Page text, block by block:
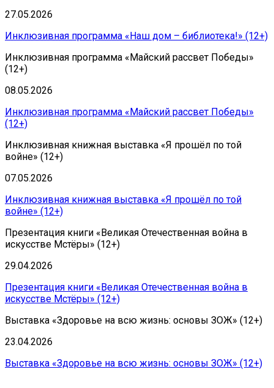
27.05.2026
Инклюзивная программа «Наш дом – библиотека!» (12+)
Инклюзивная программа «Майский рассвет Победы»
(12+)
08.05.2026
Инклюзивная программа «Майский рассвет Победы»
(12+)
Инклюзивная книжная выставка «Я прошёл по той
войне» (12+)
07.05.2026
Инклюзивная книжная выставка «Я прошёл по той
войне» (12+)
Презентация книги «Великая Отечественная война в
искусстве Мстёры» (12+)
29.04.2026
Презентация книги «Великая Отечественная война в
искусстве Мстёры» (12+)
Выставка «Здоровье на всю жизнь: основы ЗОЖ» (12+)
23.04.2026
Выставка «Здоровье на всю жизнь: основы ЗОЖ» (12+)